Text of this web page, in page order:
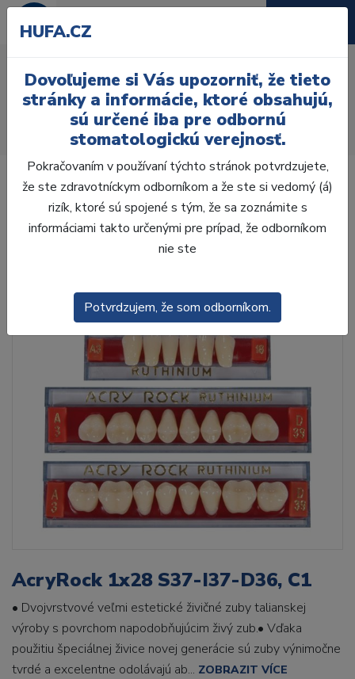
D36, C1
Zuby
AcryRock
AcryRock 1x28 S37-I37-D36, C1
AcryRock 1x28 S37-I37-D36, C1
• Dvojvrstvové veľmi estetické živičné zuby talianskej
výroby s povrchom napodobňujúcim živý zub.• Vďaka
použitiu špeciálnej živice novej generácie sú zuby výnimočne
tvrdé a excelentne odolávajú ab... ZOBRAZIT VÍCE
HUFA.CZ
Dovoľujeme si Vás upozorniť, že tieto
stránky a informácie, ktoré obsahujú,
sú určené iba pre odbornú
stomatologickú verejnosť.
Pokračovaním v používaní týchto stránok potvrdzujete,
že ste zdravotníckym odborníkom a že ste si vedomý (á)
rizík, ktoré sú spojené s tým, že sa zoznámite s
informáciami takto určenými pre prípad, že odborníkom
nie ste
Potvrdzujem, že som odborníkom.